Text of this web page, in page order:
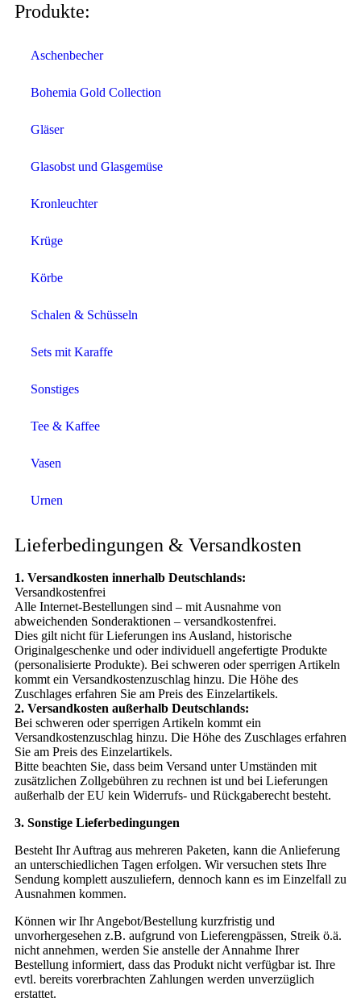
Produkte:
Aschenbecher
Bohemia Gold Collection
Gläser
Glasobst und Glasgemüse
Kronleuchter
Krüge
Körbe
Schalen & Schüsseln
Sets mit Karaffe
Sonstiges
Tee & Kaffee
Vasen
Urnen
Lieferbedingungen & Versandkosten
1. Versandkosten innerhalb Deutschlands:
Versandkostenfrei
Alle Internet-Bestellungen sind – mit Ausnahme von
abweichenden Sonderaktionen – versandkostenfrei.
Dies gilt nicht für Lieferungen ins Ausland, historische
Originalgeschenke und oder individuell angefertigte Produkte
(personalisierte Produkte). Bei schweren oder sperrigen Artikeln
kommt ein Versandkostenzuschlag hinzu. Die Höhe des
Zuschlages erfahren Sie am Preis des Einzelartikels.
2. Versandkosten außerhalb Deutschlands:
Bei schweren oder sperrigen Artikeln kommt ein
Versandkostenzuschlag hinzu. Die Höhe des Zuschlages erfahren
Sie am Preis des Einzelartikels.
Bitte beachten Sie, dass beim Versand unter Umständen mit
zusätzlichen Zollgebühren zu rechnen ist und bei Lieferungen
außerhalb der EU kein Widerrufs- und Rückgaberecht besteht.
3. Sonstige Lieferbedingungen
Besteht Ihr Auftrag aus mehreren Paketen, kann die Anlieferung
an unterschiedlichen Tagen erfolgen. Wir versuchen stets Ihre
Sendung komplett auszuliefern, dennoch kann es im Einzelfall zu
Ausnahmen kommen.
Können wir Ihr Angebot/Bestellung kurzfristig und
unvorhergesehen z.B. aufgrund von Lieferengpässen, Streik ö.ä.
nicht annehmen, werden Sie anstelle der Annahme Ihrer
Bestellung informiert, dass das Produkt nicht verfügbar ist. Ihre
evtl. bereits vorerbrachten Zahlungen werden unverzüglich
erstattet.